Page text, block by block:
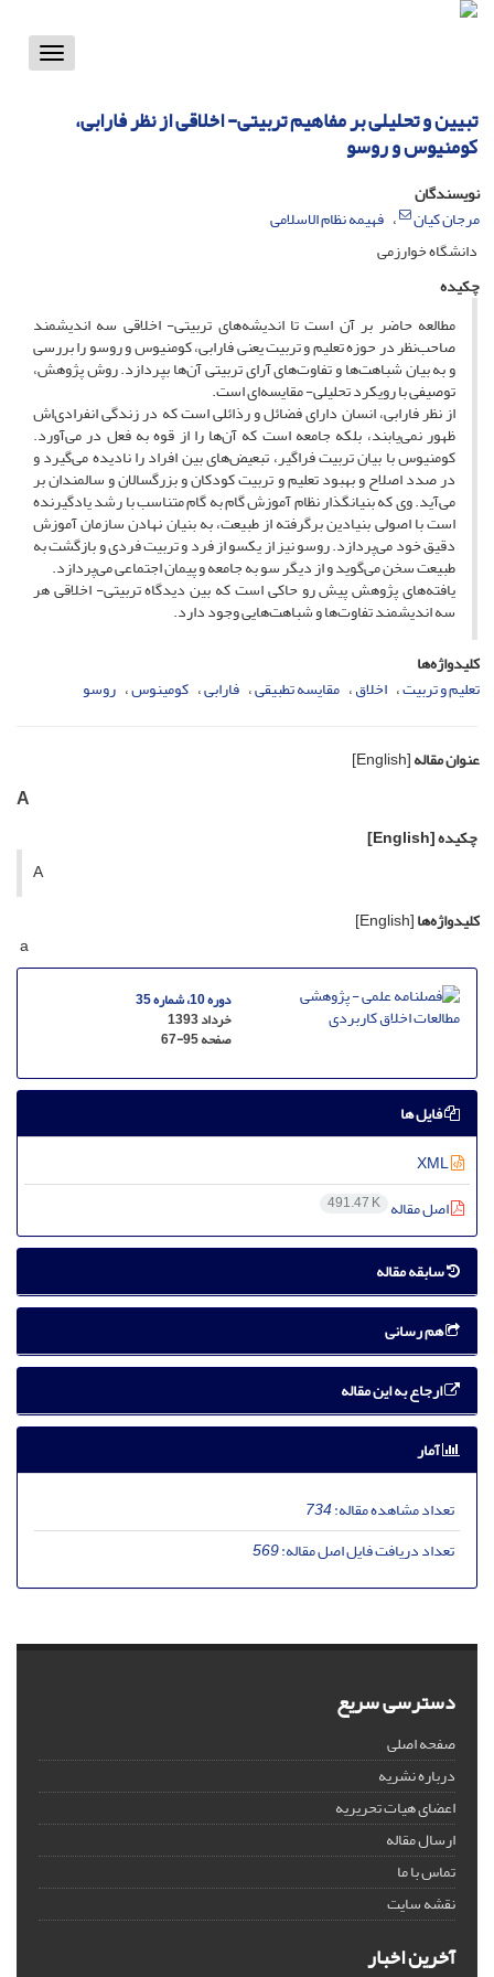
Toggle
تبیین و تحلیلی بر مفاهیم تربیتی- اخلاقی از نظر فارابی،
کومنیوس و روسو
نویسندگان
مرجان کیان
فهیمه نظام الاسلامی
دانشگاه خوارزمی
چکیده
مطالعه حاضر بر آن است تا اندیشه‌های تربیتی- اخلاقی سه اندیشمند
صاحب‌نظر در حوزه تعلیم و تربیت یعنی فارابی، کومنیوس و روسو را بررسی
و به بیان شباهت‌ها و تفاوت‌های آرای تربیتی آن‌ها بپردازد. روش پژوهش،
توصیفی با رویکرد تحلیلی- مقایسه‌ای است.
از نظر فارابی، انسان دارای فضائل و رذائلی است که در زندگی انفرادی‌اش
ظهور نمی‌یابند، بلکه جامعه است که آن‌ها را از قوه به فعل در می‌آورد.
کومنیوس با بیان تربیت فراگیر، تبعیض‌های بین افراد را نادیده می‌گیرد و
در صدد اصلاح و بهبود تعلیم و تربیت کودکان و بزرگسالان و سالمندان بر
می‌آید. وی که بنیانگذار نظام آموزش گام به گام متناسب با رشد یادگیرنده
است با اصولی بنیادین برگرفته از طبیعت، به بنیان نهادن سازمان آموزش
دقیق خود می‌پردازد. روسو نیز از یکسو از فرد و تربیت فردی و بازگشت به
طبیعت سخن می‌گوید و از دیگر سو به جامعه و پیمان اجتماعی می‌پردازد.
یافته‌های پژوهش پیش رو حاکی است که بین دیدگاه تربیتی- اخلاقی هر
سه اندیشمند تفاوت‌ها و شباهت‌هایی وجود دارد.
کلیدواژه‌ها
تعلیم و تربیت اخلاق مقایسه تطبیقی فارابی کومینوس روسو
عنوان مقاله[English]
A
چکیده[English]
A
کلیدواژه‌ها[English]
a
دوره 10، شماره 35
خرداد 1393
صفحه67-95
فایل ها
اصل مقاله 491.47 K
سابقه مقاله
هم رسانی
ارجاع به این مقاله
آمار
تعداد مشاهده مقاله:734
تعداد دریافت فایل اصل مقاله:569
دسترسی سریع
صفحه اصلی
درباره نشریه
اعضای هیات تحریریه
ارسال مقاله
تماس با ما
نقشه سایت
آخرین اخبار